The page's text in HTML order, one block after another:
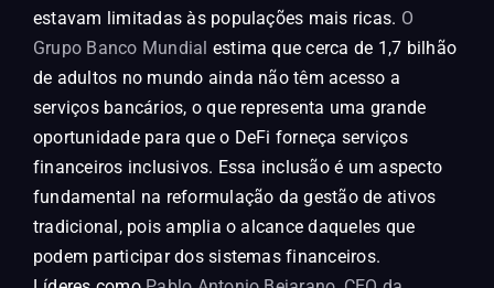
estavam limitadas às populações mais ricas. O
Grupo Banco Mundial estima que cerca de 1,7 bilhão
de adultos no mundo ainda não têm acesso a
serviços bancários, o que representa uma grande
oportunidade para que o DeFi forneça serviços
financeiros inclusivos. Essa inclusão é um aspecto
fundamental na reformulação da gestão de ativos
tradicional, pois amplia o alcance daqueles que
podem participar dos sistemas financeiros.